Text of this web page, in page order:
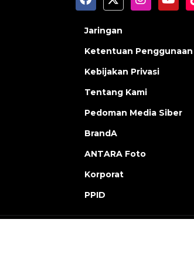
Jaringan
Ketentuan Penggunaan
Kebijakan Privasi
Tentang Kami
Pedoman Media Siber
BrandA
ANTARA Foto
Korporat
PPID